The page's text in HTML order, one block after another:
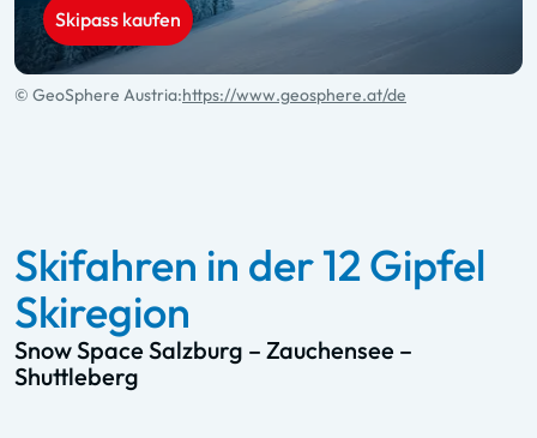
Skipass kaufen
© GeoSphere Austria:https://www.geosphere.at/de
Skifahren in der 12 Gipfel
Skiregion
Snow Space Salzburg – Zauchensee –
Shuttleberg